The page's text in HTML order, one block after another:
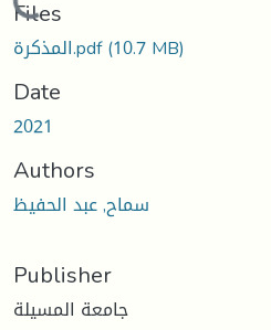
Loading...
Files
المذكرة.pdf(10.7 MB)
Date
2021
Authors
سماح, عبد الحفيظ
Publisher
جامعة المسيلة